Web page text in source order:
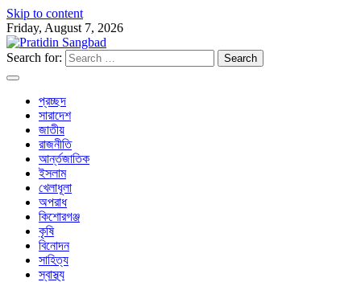
Skip to content
Friday, August 7, 2026
Search for:
প্রচ্ছদ
সারাদেশ
জাতীয়
রাজনীতি
আর্ন্তজাতিক
ইসলাম
খেলাধূলা
অপরাধ
কিশোরগঞ্জ
কৃষি
বিনোদন
সাহিত্য
স্বাস্থ্য